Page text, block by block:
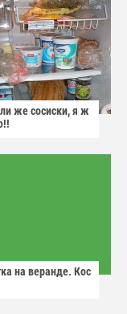
же сосиски, я ж
на веранде. Кос